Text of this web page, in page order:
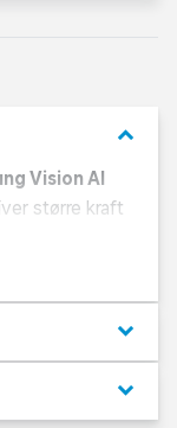
keyboard_arrow_down
Vision AI
større kraft
netværk
og
af
keyboard_arrow_down
keyboard_arrow_down